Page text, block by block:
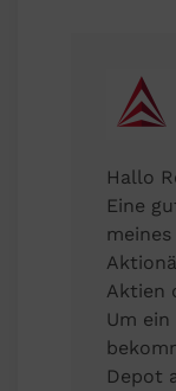
Hallo
Eine
Aktien
Um
Depot